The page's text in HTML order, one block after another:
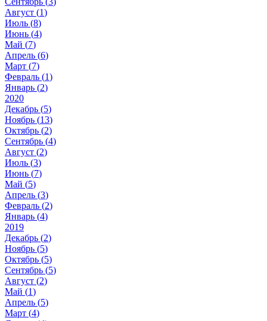
Август (1)
Июль (8)
Июнь (4)
Май (7)
Апрель (6)
Март (7)
Февраль (1)
Январь (2)
2020
Декабрь (5)
Ноябрь (13)
Октябрь (2)
Сентябрь (4)
Август (2)
Июль (3)
Июнь (7)
Май (5)
Апрель (3)
Февраль (2)
Январь (4)
2019
Декабрь (2)
Ноябрь (5)
Октябрь (5)
Сентябрь (5)
Август (2)
Май (1)
Апрель (5)
Март (4)